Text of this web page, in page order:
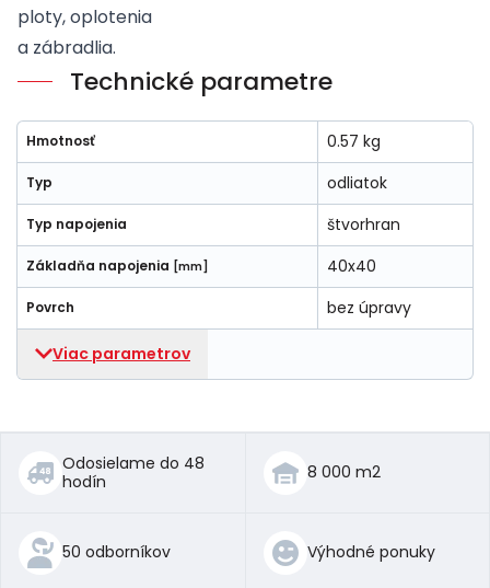
ploty, oplotenia
a zábradlia.
Technické parametre
Hmotnosť 0.57 kg
Typ odliatok
Typ napojenia štvorhran
Základňa napojenia [mm] 40x40
Povrch bez úpravy
Viac parametrov
Odosielame do 48
hodín
8 000 m2
50 odborníkov Výhodné ponuky